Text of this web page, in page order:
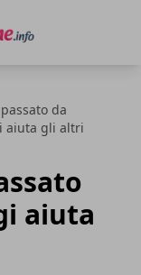
da
aiuta gli altri
aiuta